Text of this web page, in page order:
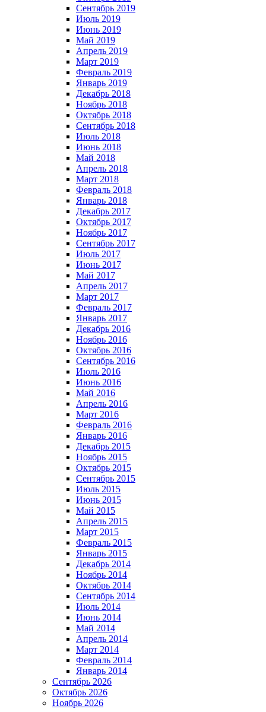
Сентябрь 2019
Июль 2019
Июнь 2019
Май 2019
Апрель 2019
Март 2019
Февраль 2019
Январь 2019
Декабрь 2018
Ноябрь 2018
Октябрь 2018
Сентябрь 2018
Июль 2018
Июнь 2018
Май 2018
Апрель 2018
Март 2018
Февраль 2018
Январь 2018
Декабрь 2017
Октябрь 2017
Ноябрь 2017
Сентябрь 2017
Июль 2017
Июнь 2017
Май 2017
Апрель 2017
Март 2017
Февраль 2017
Январь 2017
Декабрь 2016
Ноябрь 2016
Октябрь 2016
Сентябрь 2016
Июль 2016
Июнь 2016
Май 2016
Апрель 2016
Март 2016
Февраль 2016
Январь 2016
Декабрь 2015
Ноябрь 2015
Октябрь 2015
Сентябрь 2015
Июль 2015
Июнь 2015
Май 2015
Апрель 2015
Март 2015
Февраль 2015
Январь 2015
Декабрь 2014
Ноябрь 2014
Октябрь 2014
Сентябрь 2014
Июль 2014
Июнь 2014
Май 2014
Апрель 2014
Март 2014
Февраль 2014
Январь 2014
Сентябрь 2026
Октябрь 2026
Ноябрь 2026